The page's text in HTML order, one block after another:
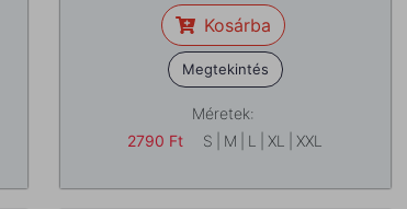
Kosárba
Megtekintés
Méretek:
2790 Ft S M L XL XXL